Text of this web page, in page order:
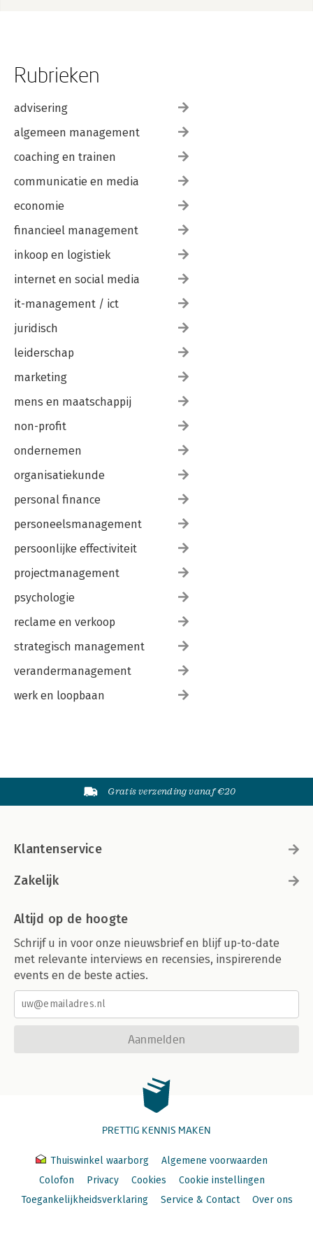
Rubrieken
advisering
algemeen management
coaching en trainen
communicatie en media
economie
financieel management
inkoop en logistiek
internet en social media
it-management / ict
juridisch
leiderschap
marketing
mens en maatschappij
non-profit
ondernemen
organisatiekunde
personal finance
personeelsmanagement
persoonlijke effectiviteit
projectmanagement
psychologie
reclame en verkoop
strategisch management
verandermanagement
werk en loopbaan
Gratis verzending vanaf €20
Klantenservice
Zakelijk
Altijd op de hoogte
Schrijf u in voor onze nieuwsbrief en blijf up-to-date
met relevante interviews en recensies, inspirerende
events en de beste acties.
Aanmelden
PRETTIG KENNIS MAKEN
Thuiswinkel waarborg
Algemene voorwaarden
Colofon
Privacy Cookies
Cookie instellingen
Toegankelijkheidsverklaring
Service & Contact Over ons